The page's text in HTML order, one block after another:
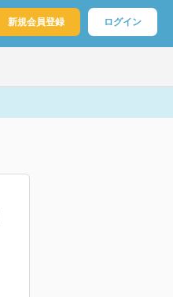
新規会員登録 ログイン